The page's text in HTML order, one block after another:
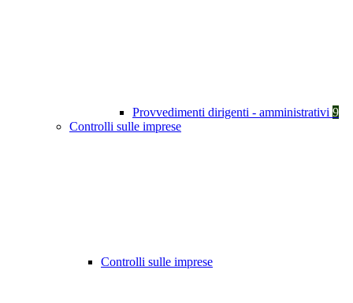
Provvedimenti dirigenti - amministrativi 9
Controlli sulle imprese
Controlli sulle imprese